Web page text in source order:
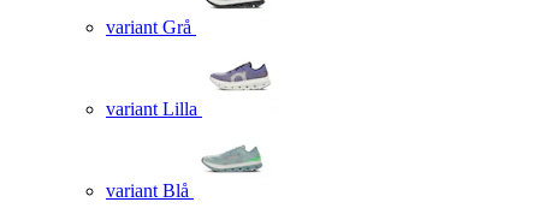
variant Grå
variant Lilla
variant Blå